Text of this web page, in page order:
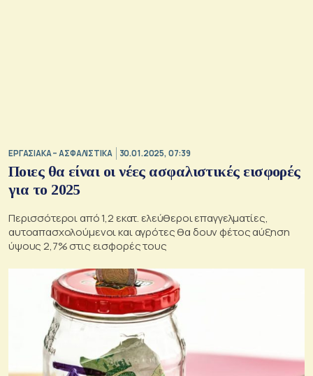
ΕΡΓΑΣΙΑΚΑ – ΑΣΦΑΛΙΣΤΙΚΑ 30.01.2025, 07:39
Ποιες θα είναι οι νέες ασφαλιστικές εισφορές
για το 2025
Περισσότεροι από 1,2 εκατ. ελεύθεροι επαγγελματίες,
αυτοαπασχολούμενοι και αγρότες θα δουν φέτος αύξηση
ύψους 2,7% στις εισφορές τους